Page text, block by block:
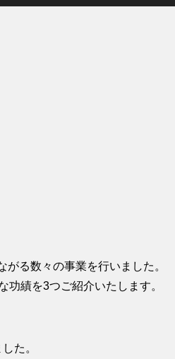
る数々の事業を行いました。
功績を3つご紹介いたします。
た。